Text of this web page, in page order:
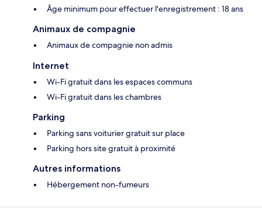
Âge minimum pour effectuer l'enregistrement : 18 ans
Animaux de compagnie
Animaux de compagnie non admis
Internet
Wi-Fi gratuit dans les espaces communs
Wi-Fi gratuit dans les chambres
Parking
Parking sans voiturier gratuit sur place
Parking hors site gratuit à proximité
Autres informations
Hébergement non-fumeurs